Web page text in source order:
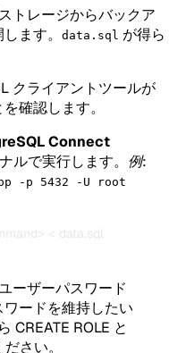
トレージからバックア
ます。
data.sql が得ら
クライアントツールが
確認します。
Connect
ルで実行します。 例:
-p 5432 -U root
< data.sql
ーザーパスワード
ードを維持したい
CREATE ROLE と
さい。